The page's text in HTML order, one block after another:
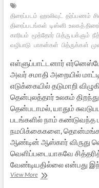
திரைப்படம் ஹாலிவுட் தர்ப்பணம்
திரைப்படங்கள் டிஸ்னி உலகத்
காரியம் மூத்தோர் பித்ரு யக்ஞம்
வழிபாடு பாகன்கள் பித்ருக்கள்
எள்ளுப்பாட்டனார்
அவர் சமாதி அறையில்
எடுக்கையில் தடுமாறி
தென்புலத்தார் உலகம்
தென்படாமல், யாதும்
படங்களில் நாம்
நமபிக்கைகளை,
ஆண்டின் ஆஸ்கார் விருது
வெளிப்படையாகவே
வேண்டியதில்லை என்பது
View Moreதென்புலத்தார்